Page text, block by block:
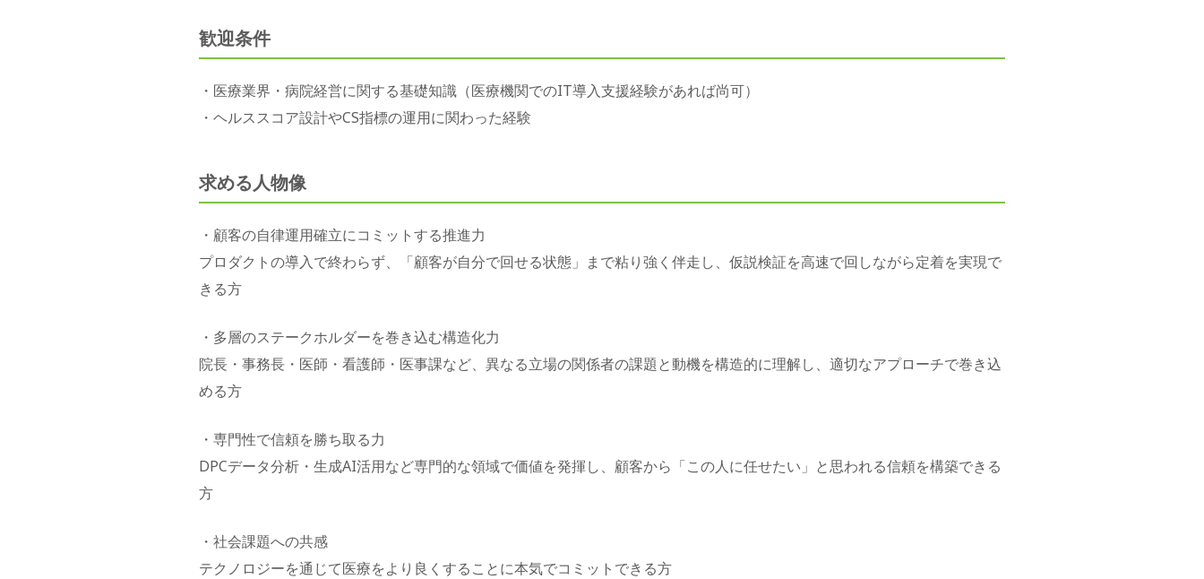
歓迎条件
・ 医療業界・病院経営に関する基礎知識（医療機関でのIT導入支援経験があれば尚可）
・ヘルススコア設計やCS指標の運用に関わった経験
求める人物像
・顧客の自律運用確立にコミットする推進力
プロダクトの導入で終わらず、「顧客が自分で回せる状態」まで粘り強く伴走し、仮説検証を高速で回しながら定着を実現で
きる方
・多層のステークホルダーを巻き込む構造化力
院長・事務長・医師・看護師・医事課など、異なる立場の関係者の課題と動機を構造的に理解し、適切なアプローチで巻き込
める方
・専門性で信頼を勝ち取る力
DPCデータ分析・生成AI活用など専門的な領域で価値を発揮し、顧客から「この人に任せたい」と思われる信頼を構築できる
方
・社会課題への共感
テクノロジーを通じて医療をより良くすることに本気でコミットできる方